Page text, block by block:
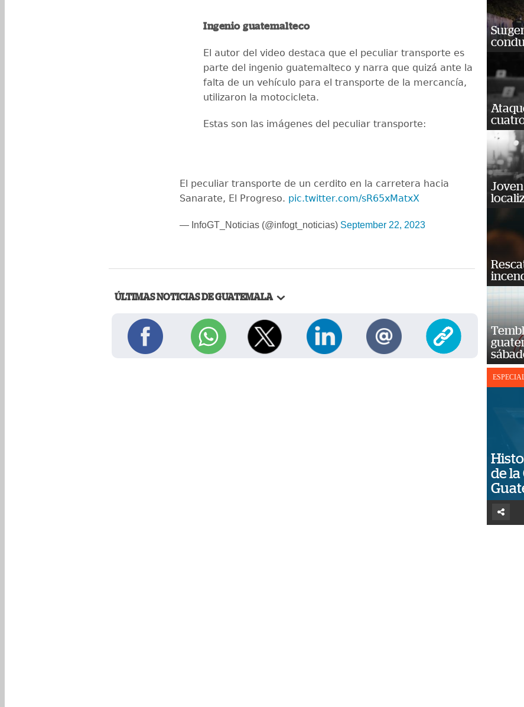
Ingenio guatemalteco
El autor del video destaca que el peculiar transporte es
parte del ingenio guatemalteco y narra que quizá ante la
falta de un vehículo para el transporte de la mercancía,
utilizaron la motocicleta.
Estas son las imágenes del peculiar transporte:
El peculiar transporte de un cerdito en la carretera hacia
Sanarate, El Progreso. pic.twitter.com/sR65xMatxX
— InfoGT_Noticias (@infogt_noticias) September 22, 2023
ÚLTIMAS NOTICIAS DE GUATEMALA
de